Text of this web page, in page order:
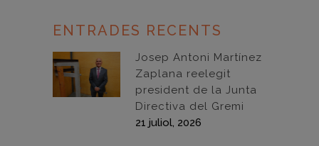
ENTRADES RECENTS
Josep Antoni Martínez
Zaplana reelegit
president de la Junta
Directiva del Gremi
21 juliol, 2026